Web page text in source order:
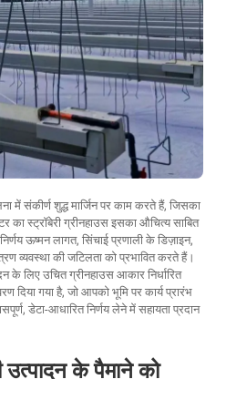
में संकीर्ण शुद्ध मार्जिन पर काम करते हैं, जिसका
का स्ट्रॉबेरी ग्रीनहाउस इसका औचित्य साबित
ऊष्मन लागत, सिंचाई प्रणाली के डिज़ाइन,
व्यवस्था की जटिलता को प्रभावित करते हैं।
के लिए उचित ग्रीनहाउस आकार निर्धारित
दिया गया है, जो आपको भूमि पर कार्य प्रारंभ
डेटा-आधारित निर्णय लेने में सहायता प्रदान
उत्पादन के पैमाने को